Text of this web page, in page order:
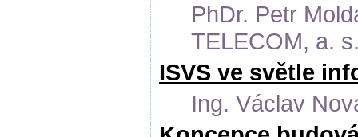
PhDr. Petr
TELECOM, a.
ISVS ve světle
Ing. Václav